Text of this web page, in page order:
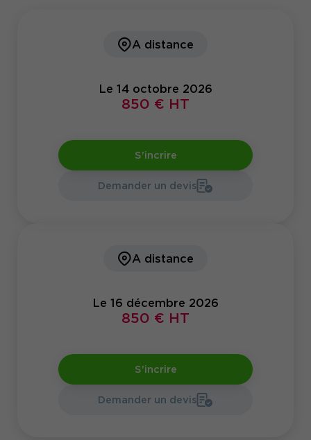
A distance
Le 14 octobre 2026
850 € HT
S'incrire
Demander un devis
A distance
Le 16 décembre 2026
850 € HT
S'incrire
Demander un devis